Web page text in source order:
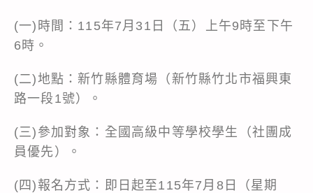
(一)時間：115年7月31日（五）上午9時至下午
6時。
(二)地點：新竹縣體育場（新竹縣竹北市福興東
路一段1號）。
(三)參加對象：全國高級中等學校學生（社團成
員優先）。
(四)報名方式：即日起至115年7月8日（星期